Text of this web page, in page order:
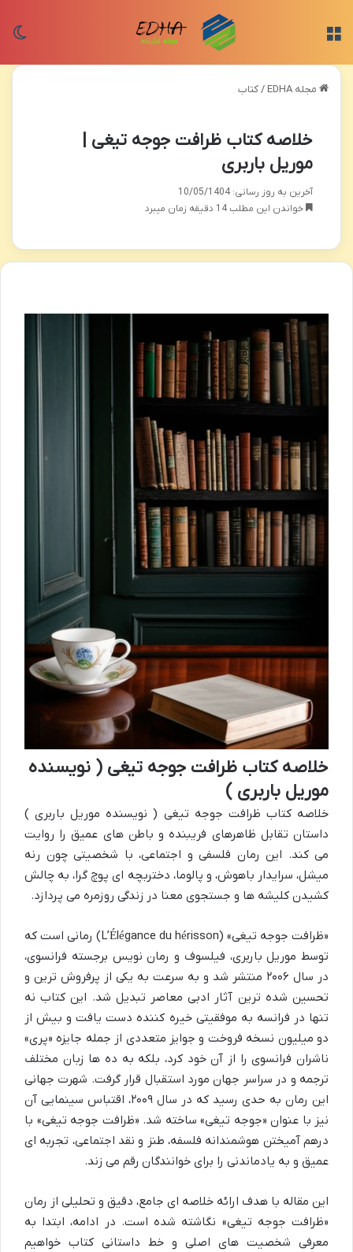
مجله EDHA /کتاب
خلاصه کتاب ظرافت جوجه تیغی |
موریل باربری
آخرین به روز رسانی: 10/05/1404
خواندن این مطلب 14 دقیقه زمان میبرد
خلاصه کتاب ظرافت جوجه تیغی ( نویسنده
موریل باربری )
خلاصه کتاب ظرافت جوجه تیغی ( نویسنده موریل باربری )
داستان تقابل ظاهرهای فریبنده و باطن های عمیق را روایت
می کند. این رمان فلسفی و اجتماعی، با شخصیتی چون رنه
میشل، سرایدار باهوش، و پالوما، دختربچه ای پوچ گرا، به چالش
کشیدن کلیشه ها و جستجوی معنا در زندگی روزمره می پردازد.
«ظرافت جوجه تیغی» (L’Élégance du hérisson) رمانی است که
توسط موریل باربری، فیلسوف و رمان نویس برجسته فرانسوی،
در سال ۲۰۰۶ منتشر شد و به سرعت به یکی از پرفروش ترین و
تحسین شده ترین آثار ادبی معاصر تبدیل شد. این کتاب نه
تنها در فرانسه به موفقیتی خیره کننده دست یافت و بیش از
دو میلیون نسخه فروخت و جوایز متعددی از جمله جایزه «پری»
ناشران فرانسوی را از آن خود کرد، بلکه به ده ها زبان مختلف
ترجمه و در سراسر جهان مورد استقبال قرار گرفت. شهرت جهانی
این رمان به حدی رسید که در سال ۲۰۰۹، اقتباس سینمایی آن
نیز با عنوان «جوجه تیغی» ساخته شد. «ظرافت جوجه تیغی» با
درهم آمیختن هوشمندانه فلسفه، طنز و نقد اجتماعی، تجربه ای
عمیق و به یادماندنی را برای خوانندگان رقم می زند.
این مقاله با هدف ارائه خلاصه ای جامع، دقیق و تحلیلی از رمان
«ظرافت جوجه تیغی» نگاشته شده است. در ادامه، ابتدا به
معرفی شخصیت های اصلی و خط داستانی کتاب خواهیم